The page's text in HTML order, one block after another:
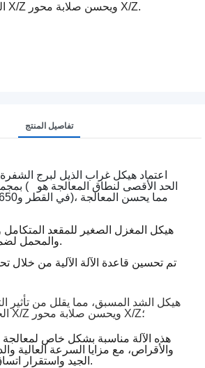
الحراري على دقة محور X/Z ويحسن صلابة محور X/Z.
تفاصيل المنتج
اعتماد هيكل غراب الذيل لبرج
بمجموعة واسعة من الأبعاد (
والمحملوالاستقرار.
تم تحسين قاعدة الآلة الآلية من خلال
الحراري على دقة محور X/Z ويحسن صلابة محور X/Z؛
هذه الآلة مناسبة بشكل خاص لمعالجة
والأقراص، مع مزايا السرعة العالية
الجيد واستقرار اتساق الحجم، وما إلى ذلك.